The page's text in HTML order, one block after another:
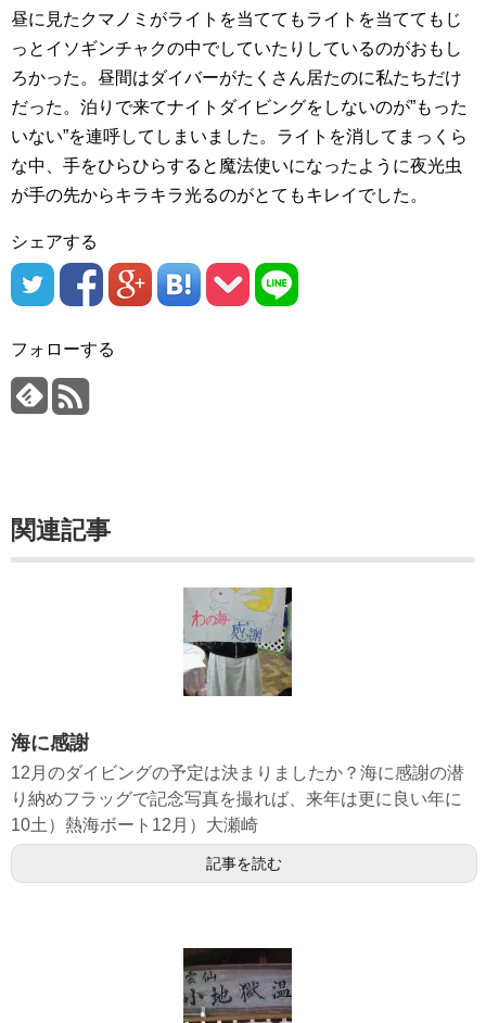
昼に見たクマノミがライトを当ててもライトを当ててもじ
っとイソギンチャクの中でしていたりしているのがおもし
ろかった。昼間はダイバーがたくさん居たのに私たちだけ
だった。泊りで来てナイトダイビングをしないのが”もった
いない”を連呼してしまいました。ライトを消してまっくら
な中、手をひらひらすると魔法使いになったように夜光虫
が手の先からキラキラ光るのがとてもキレイでした。
シェアする
フォローする
関連記事
海に感謝
12月のダイビングの予定は決まりましたか？海に感謝の潜
り納めフラッグで記念写真を撮れば、来年は更に良い年に
10土）熱海ボート12月）大瀬崎
記事を読む